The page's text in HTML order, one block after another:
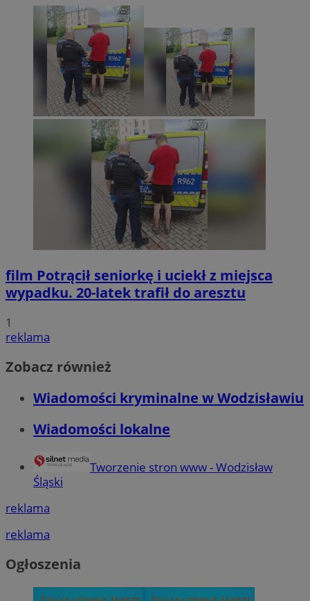
film Potrącił seniorkę i uciekł z miejsca
wypadku. 20-latek trafił do aresztu
1
reklama
Zobacz również
Wiadomości kryminalne w Wodzisławiu
Wiadomości lokalne
Tworzenie stron www - Wodzisław
Śląski
reklama
reklama
Ogłoszenia